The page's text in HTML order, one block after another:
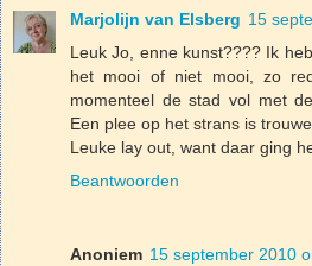
Marjolijn van Elsberg 15
Leuk Jo, enne kunst???? Ik
het mooi of niet mooi, zo
momenteel de stad vol met
Een plee op het strans is
Leuke lay out, want daar ging
Beantwoorden
Anoniem 15 september 2010